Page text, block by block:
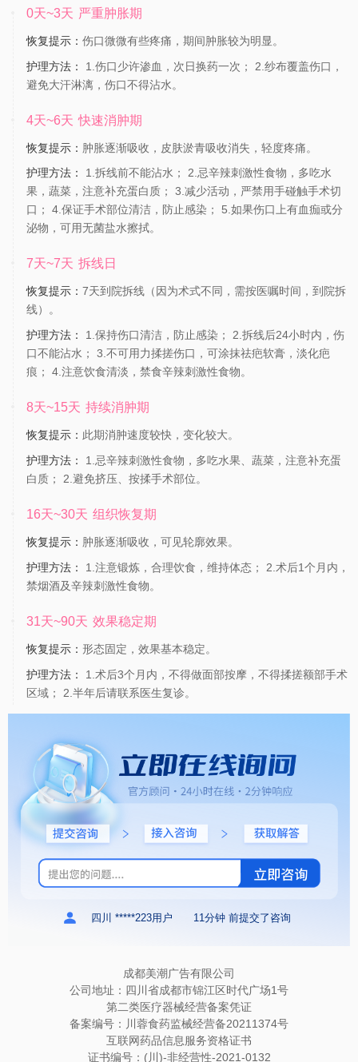
0天~3天 严重肿胀期
恢复提示：伤口微微有些疼痛，期间肿胀较为明显。
护理方法：
1.伤口少许渗血，次日换药一次； 2.纱布覆盖伤口，
避免大汗淋漓，伤口不得沾水。
4天~6天 快速消肿期
恢复提示： 肿胀逐渐吸收，皮肤淤青吸收消失，轻度疼痛。
护理方法：
1.拆线前不能沾水； 2.忌辛辣刺激性食物，多吃水
果，蔬菜，注意补充蛋白质； 3.减少活动，严禁用手碰触手术切
口； 4.保证手术部位清洁，防止感染； 5.如果伤口上有血痂或分
泌物，可用无菌盐水擦拭。
7天~7天 拆线日
恢复提示：7天到院拆线（因为术式不同，需按医嘱时间，到院拆
线）。
护理方法：
1.保持伤口清洁，防止感染； 2.拆线后24小时内，伤
口不能沾水； 3.不可用力揉搓伤口，可涂抹祛疤软膏，淡化疤
痕； 4.注意饮食清淡，禁食辛辣刺激性食物。
8天~15天 持续消肿期
恢复提示： 此期消肿速度较快，变化较大。
护理方法：
1.忌辛辣刺激性食物，多吃水果、蔬菜，注意补充蛋
白质； 2.避免挤压、按揉手术部位。
16天~30天 组织恢复期
恢复提示： 肿胀逐渐吸收，可见轮廓效果。
护理方法：
1.注意锻炼，合理饮食，维持体态； 2.术后1个月内，
禁烟酒及辛辣刺激性食物。
31天~90天 效果稳定期
恢复提示：形态固定，效果基本稳定。
护理方法：
1.术后3个月内，不得做面部按摩，不得揉搓额部手术
区域； 2.半年后请联系医生复诊。
四川 *****223用户 11分钟 前提交了咨询
成都美潮广告有限公司
公司地址：四川省成都市锦江区时代广场1号
第二类医疗器械经营备案凭证
备案编号：川蓉食药监械经营备20211374号
互联网药品信息服务资格证书
证书编号：(川)-非经营性-2021-0132